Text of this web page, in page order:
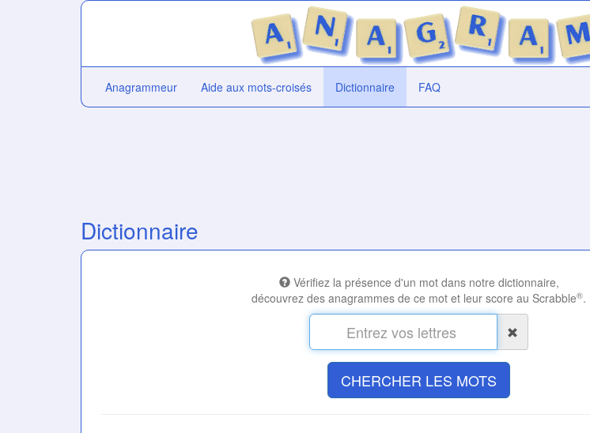
Anagrammeur Aide aux mots-croisés Dictionnaire FAQ
Dictionnaire
Vérifiez la présence d'un mot dans notre dictionnaire,
découvrez des anagrammes de ce mot et leur score au Scrabble®.
CHERCHER LES MOTS